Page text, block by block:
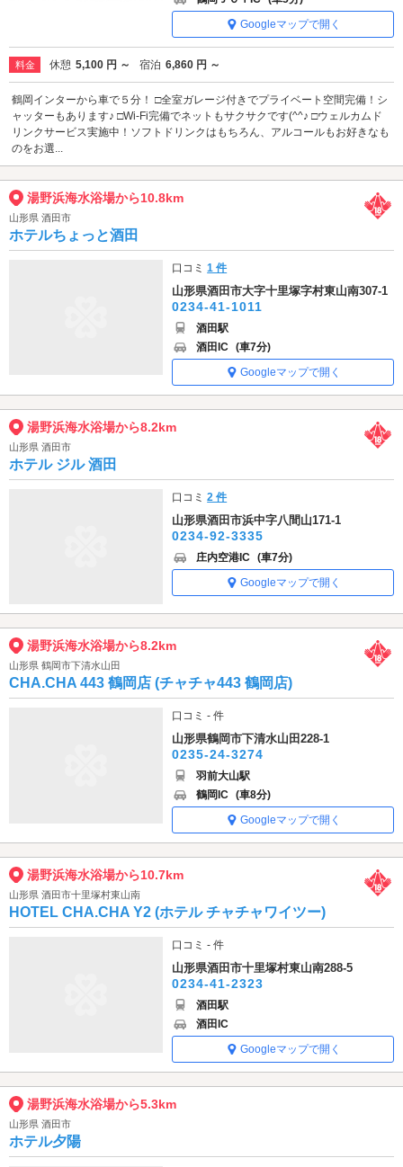
Googleマップで開く
料金 休憩 5,100 円 ～ 宿泊 6,860 円 ～
鶴岡インターから車で５分！ □全室ガレージ付きでプライベート空間完備！シ
ャッターもあります♪ □Wi-Fi完備でネットもサクサクです(^^♪ □ウェルカムド
リンクサービス実施中！ソフトドリンクはもちろん、アルコールもお好きなも
のをお選...
湯野浜海水浴場から10.8km
山形県 酒田市
ホテルちょっと酒田
口コミ1 件
山形県酒田市大字十里塚字村東山南307-1
0234-41-1011
酒田駅
酒田IC (車7分)
Googleマップで開く
湯野浜海水浴場から8.2km
山形県 酒田市
ホテル ジル 酒田
口コミ2 件
山形県酒田市浜中字八間山171-1
0234-92-3335
庄内空港IC (車7分)
Googleマップで開く
湯野浜海水浴場から8.2km
山形県 鶴岡市下清水山田
CHA.CHA 443 鶴岡店 (チャチャ443 鶴岡店)
口コミ - 件
山形県鶴岡市下清水山田228-1
0235-24-3274
羽前大山駅
鶴岡IC (車8分)
Googleマップで開く
湯野浜海水浴場から10.7km
山形県 酒田市十里塚村東山南
HOTEL CHA.CHA Y2 (ホテル チャチャワイツー)
口コミ - 件
山形県酒田市十里塚村東山南288-5
0234-41-2323
酒田駅
酒田IC
Googleマップで開く
湯野浜海水浴場から5.3km
山形県 酒田市
ホテル夕陽